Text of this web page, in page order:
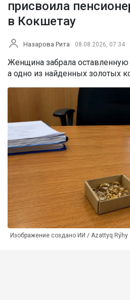
присвоила
в Кокшетау
Назарова Рита 08.08.2026, 07:34
Женщина забрала оставленную
а одно из найденных золотых
Изображение создано ИИ / Azattyq Rýhy